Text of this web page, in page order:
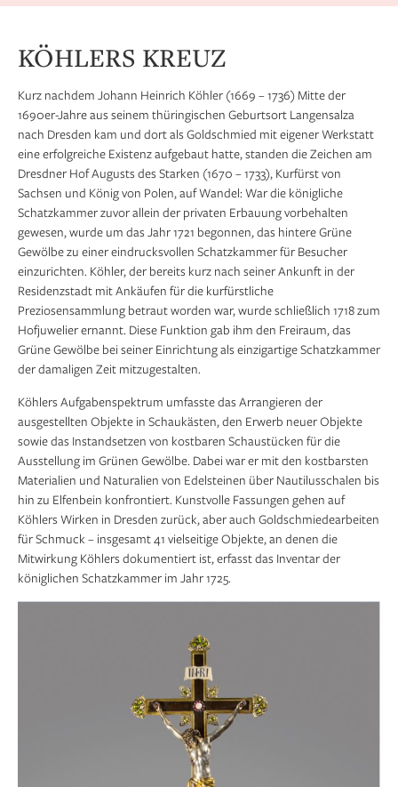
KÖHLERS KREUZ
Kurz nachdem Johann Heinrich Köhler (1669 – 1736) Mitte der
1690er-Jahre aus seinem thüringischen Geburtsort Langensalza
nach Dresden kam und dort als Goldschmied mit eigener Werkstatt
eine erfolgreiche Existenz aufgebaut hatte, standen die Zeichen am
Dresdner Hof Augusts des Starken (1670 – 1733), Kurfürst von
Sachsen und König von Polen, auf Wandel: War die königliche
Schatzkammer zuvor allein der privaten Erbauung vorbehalten
gewesen, wurde um das Jahr 1721 begonnen, das hintere Grüne
Gewölbe zu einer eindrucksvollen Schatzkammer für Besucher
einzurichten. Köhler, der bereits kurz nach seiner Ankunft in der
Residenzstadt mit Ankäufen für die kurfürstliche
Preziosensammlung betraut worden war, wurde schließlich 1718 zum
Hofjuwelier ernannt. Diese Funktion gab ihm den Freiraum, das
Grüne Gewölbe bei seiner Einrichtung als einzigartige Schatzkammer
der damaligen Zeit mitzugestalten.
Köhlers Aufgabenspektrum umfasste das Arrangieren der
ausgestellten Objekte in Schaukästen, den Erwerb neuer Objekte
sowie das Instandsetzen von kostbaren Schaustücken für die
Ausstellung im Grünen Gewölbe. Dabei war er mit den kostbarsten
Materialien und Naturalien von Edelsteinen über Nautilusschalen bis
hin zu Elfenbein konfrontiert. Kunstvolle Fassungen gehen auf
Köhlers Wirken in Dresden zurück, aber auch Goldschmiedearbeiten
für Schmuck – insgesamt 41 vielseitige Objekte, an denen die
Mitwirkung Köhlers dokumentiert ist, erfasst das Inventar der
königlichen Schatzkammer im Jahr 1725.